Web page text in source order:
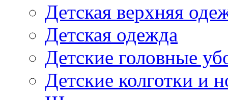
Детская верхняя
Детская одежда
Детские головные
Детские колготки и